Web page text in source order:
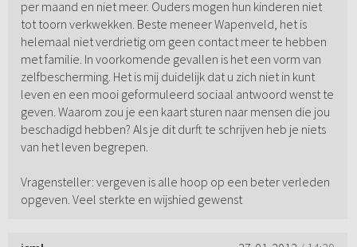
per maand en niet meer. Ouders mogen hun kinderen niet
tot toorn verkwekken. Beste meneer Wapenveld, het is
helemaal niet verdrietig om geen contact meer te hebben
met familie. In voorkomende gevallen is het een vorm van
zelfbescherming. Het is mij duidelijk dat u zich niet in kunt
leven en een mooi geformuleerd sociaal antwoord wenst te
geven. Waarom zou je een kaart sturen naar mensen die jou
beschadigd hebben? Als je dit durft te schrijven heb je niets
van het leven begrepen.
Vragensteller: vergeven is alle hoop op een beter verleden
opgeven. Veel sterkte en wijshied gewenst